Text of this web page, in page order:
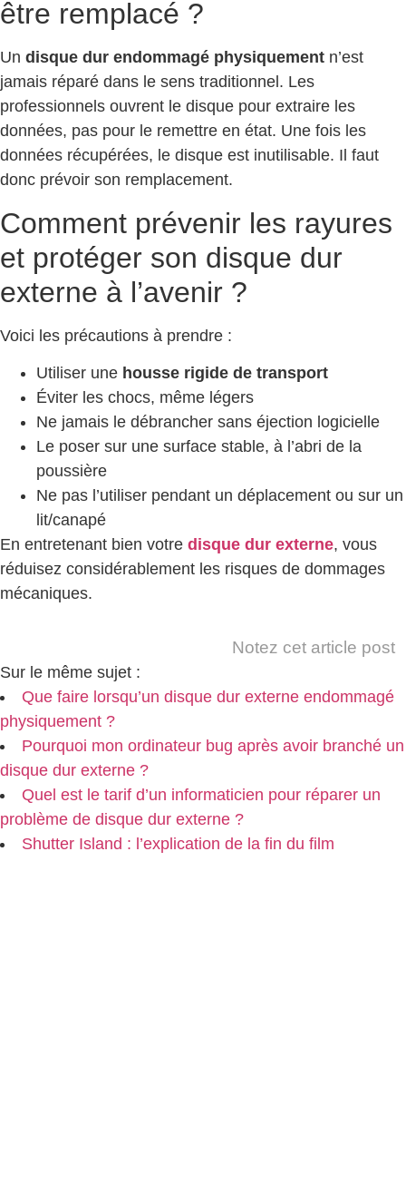
être remplacé ?
Un disque dur endommagé physiquement n’est
jamais réparé dans le sens traditionnel. Les
professionnels ouvrent le disque pour extraire les
données, pas pour le remettre en état. Une fois les
données récupérées, le disque est inutilisable. Il faut
donc prévoir son remplacement.
Comment prévenir les rayures
et protéger son disque dur
externe à l’avenir ?
Voici les précautions à prendre :
Utiliser une housse rigide de transport
Éviter les chocs, même légers
Ne jamais le débrancher sans éjection logicielle
Le poser sur une surface stable, à l’abri de la
poussière
Ne pas l’utiliser pendant un déplacement ou sur un
lit/canapé
En entretenant bien votre disque dur externe, vous
réduisez considérablement les risques de dommages
mécaniques.
Notez cet article post
Sur le même sujet :
Que faire lorsqu’un disque dur externe endommagé
physiquement ?
Pourquoi mon ordinateur bug après avoir branché un
disque dur externe ?
Quel est le tarif d’un informaticien pour réparer un
problème de disque dur externe ?
Shutter Island : l’explication de la fin du film